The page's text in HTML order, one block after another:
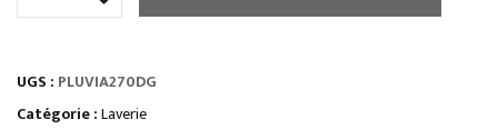
PLUVIA
AFFICHAGE
UGS : PLUVIA270DG
Catégorie :Laverie